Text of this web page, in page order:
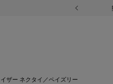
ザー ネクタイ／ペイズリー